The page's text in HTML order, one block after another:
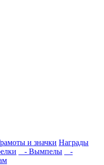
и значки Награды
- Вымпелы
-